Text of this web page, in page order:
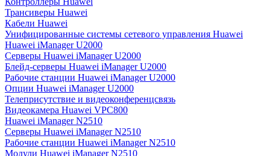
Трансиверы Huawei
Кабели Huawei
Унифицированные системы сетевого управления Huawei
Huawei iManager U2000
Серверы Huawei iManager U2000
Блейд-серверы Huawei iManager U2000
Рабочие станции Huawei iManager U2000
Опции Huawei iManager U2000
Телеприсутствие и видеоконференцсвязь
Видеокамера Huawei VPC800
Huawei iManager N2510
Серверы Huawei iManager N2510
Рабочие станции Huawei iManager N2510
Модули Huawei iManager N2510